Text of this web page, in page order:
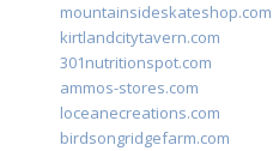
mountainsideskateshop.com
kirtlandcitytavern.com
301nutritionspot.com
ammos-stores.com
loceanecreations.com
birdsongridgefarm.com